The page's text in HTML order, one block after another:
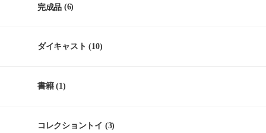
完成品 (6)
ダイキャスト (10)
書籍(1)
コレクショントイ (3)